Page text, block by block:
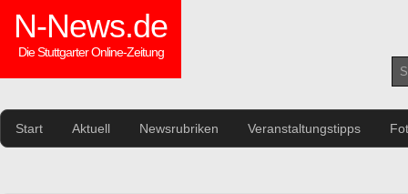
N-News.de
Die Stuttgarter Online-Zeitung
Start Aktuell Newsrubriken Veranstaltungstipps